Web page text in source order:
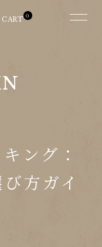
0
ング：
方ガイ